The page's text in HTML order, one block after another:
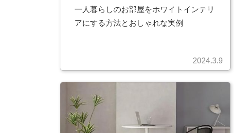
一人暮らしのお部屋をホワイトインテリ
アにする方法とおしゃれな実例
2024.3.9